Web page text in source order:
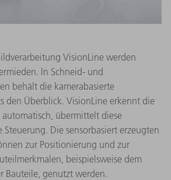
VisionLine werden
In Schneid- und
behält die kamerabasierte
den Überblick. VisionLine erkennt die
übermittelt diese
Die sensorbasiert erzeugten
zur Positionierung und zur
beispielsweise dem
Bauteile, genutzt werden.